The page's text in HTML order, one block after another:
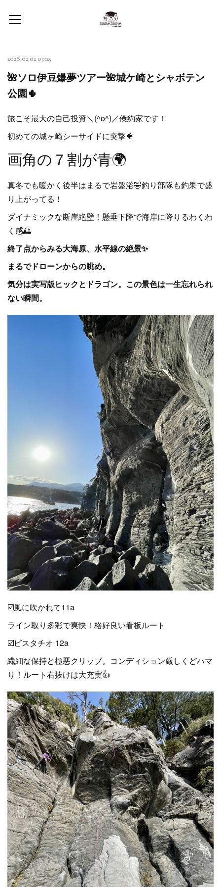
2026.02.02 09:25
🌺ソロ伊豆爆夢ツアー🌺城ケ崎とシャボテン
公園🌵
旅こそ最大の自己投資＼(^o^)／倹約家です！
初めての城ヶ崎シーサイドに突撃🐠
画角の７割が青🌍
真冬でも暖かく後半はまるで岩盤浴🤣釣り部隊も釣果で盛
り上がってる！
ダイナミックな断崖絶壁！懸垂下降で海岸に降りるわくわ
く感🌅
終了点からみる大海原、水平線の絶景✨
まるでドローンからの眺め。
気分は実写版ヒックとドラゴン。この景色は一生忘れられ
ない瞬間。
☑️風に吹かれて11a
ライン取り多彩で爽快！格好良い看板ルート
☑️ピスタチオ 12a
繊細な保持と極悪クリップ。コンディション厳しくどハマ
り！ルート右抜けは大充実👍